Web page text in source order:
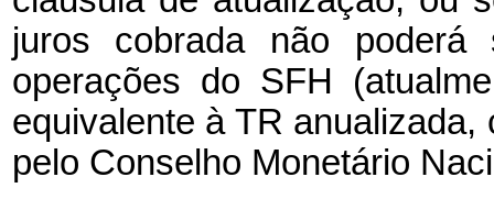
juros cobrada não
operações do SFH
equivalente à TR
pelo Conselho Monetário